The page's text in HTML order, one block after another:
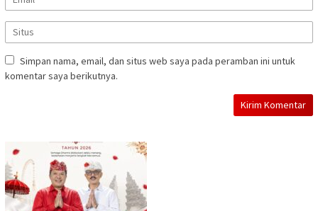
Simpan nama, email, dan situs web saya pada peramban ini untuk
komentar saya berikutnya.